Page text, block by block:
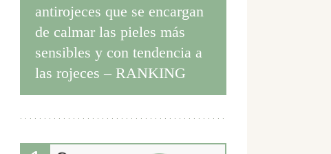
antirojeces que se encargan
de calmar las pieles más
sensibles y con tendencia a
las rojeces – RANKING